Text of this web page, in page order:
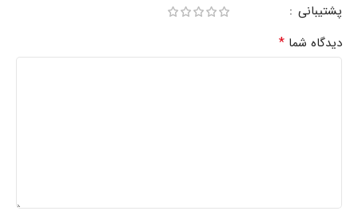
پشتیبانی
دیدگاه شما *